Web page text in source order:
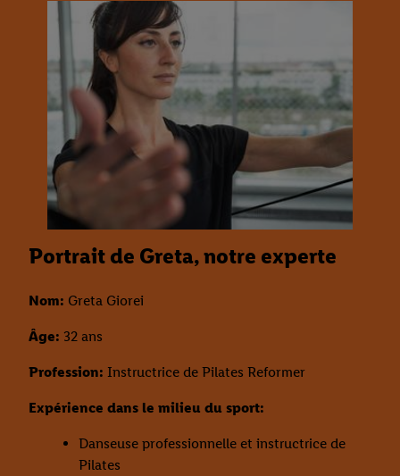
Portrait de Greta, notre experte
Nom: Greta Giorei
Âge: 32 ans
Profession: Instructrice de Pilates Reformer
Expérience dans le milieu du sport:
Danseuse professionnelle et instructrice de
Pilates